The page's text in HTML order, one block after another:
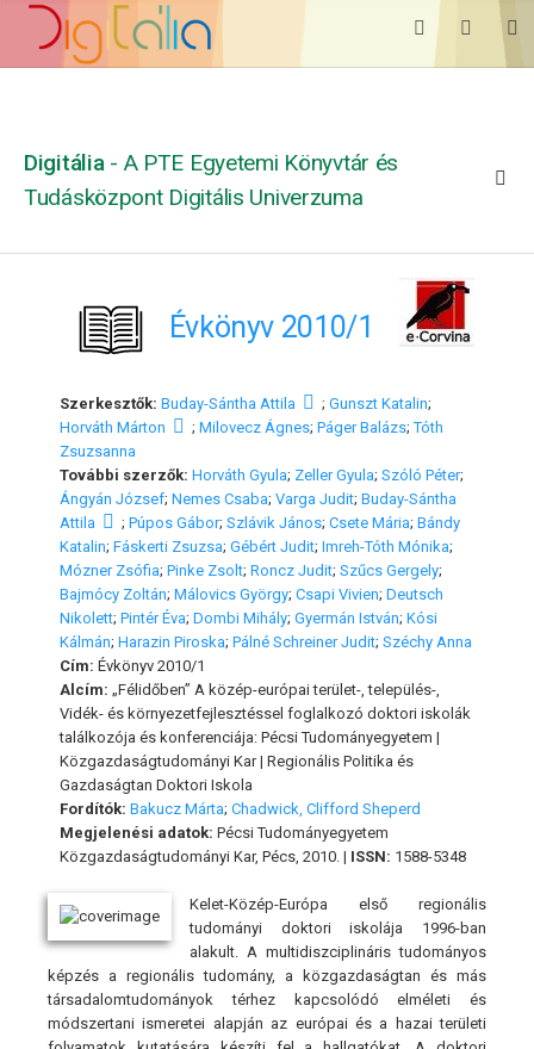
Digitália - A PTE Egyetemi Könyvtár és
Tudásközpont Digitális Univerzuma
Évkönyv 2010/1
Szerkesztők: Buday-Sántha Attila ; Gunszt Katalin;
Horváth Márton
; Milovecz Ágnes; Páger Balázs;Tóth
Zsuzsanna
További szerzők: Horváth Gyula; Zeller Gyula; Szóló Péter;
Ángyán József; Nemes Csaba; Varga Judit; Buday-Sántha
Attila
; Púpos Gábor; Szlávik János; Csete Mária; Bándy
Katalin; Fáskerti Zsuzsa; Gébért Judit; Imreh-Tóth Mónika;
Mózner Zsófia; Pinke Zsolt; Roncz Judit; Szűcs Gergely;
Bajmócy Zoltán; Málovics György; Csapi Vivien; Deutsch
Nikolett; Pintér Éva; Dombi Mihály; Gyermán István; Kósi
Kálmán; Harazin Piroska; Pálné Schreiner Judit; Széchy Anna
Cím: Évkönyv 2010/1
Alcím: „Félidőben” A közép-európai terület-, település-,
Vidék- és környezetfejlesztéssel foglalkozó doktori iskolák
találkozója és konferenciája: Pécsi Tudományegyetem |
Közgazdaságtudományi Kar | Regionális Politika és
Gazdaságtan Doktori Iskola
Fordítók: Bakucz Márta; Chadwick, Clifford Sheperd
Megjelenési adatok: Pécsi Tudományegyetem
Közgazdaságtudományi Kar, Pécs, 2010. | ISSN: 1588-5348
Kelet-Közép-Európa első regionális
tudományi doktori iskolá­ja 1996-ban
alakult. A multidiszciplináris tudományos
kép­zés a regionális tudomány, a közgazdaságtan és más
társada­lomtudományok térhez kapcsolódó elméleti és
módszertani ismeretei alapján az európai és a hazai területi